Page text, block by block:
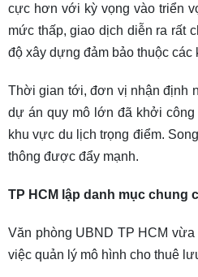
cực hơn với kỳ vọng vào triển
mức thấp, giao dịch diễn ra rất
độ xây dựng đảm bảo thuộc các
Thời gian tới, đơn vị nhận định
dự án quy mô lớn đã khởi công
khu vực du lịch trọng điểm.
thông được đẩy mạnh.
TP HCM lập danh mục
Văn phòng UBND TP HCM
việc quản lý mô hình cho thuê